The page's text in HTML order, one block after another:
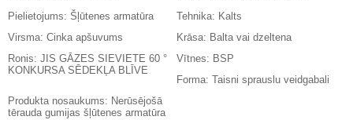
Pielietojums: Šļūtenes armatūra Tehnika: Kalts
Virsma: Cinka apšuvums Krāsa: Balta vai dzeltena
Ronis: JIS GĀZES SIEVIETE 60 °
KONKURSA SĒDEKĻA BLĪVE
Vītnes: BSP
Forma: Taisni sprauslu veidgabali
Produkta nosaukums: Nerūsējošā
tērauda gumijas šļūtenes armatūra